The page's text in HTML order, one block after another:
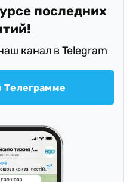
последних
канал в Telegram
Телеграмме